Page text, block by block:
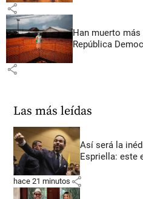
share
Han muerto
República
share
Las más leídas
Así será la
Espriella: este
hace 21 minutos share